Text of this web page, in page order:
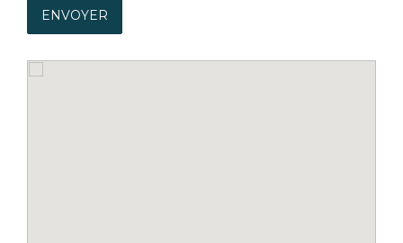
ENVOYER